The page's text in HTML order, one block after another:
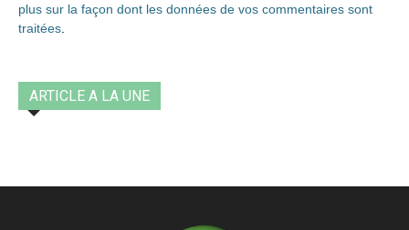
plus sur la façon dont les données de vos commentaires sont
traitées
ARTICLE A LA UNE